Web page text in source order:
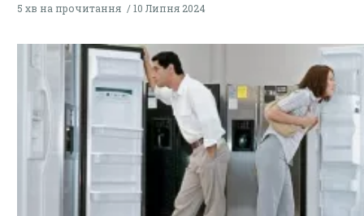
5 хв на прочитання 10 Липня 2024